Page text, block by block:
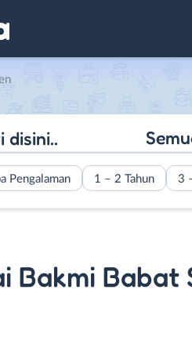
Pengalaman 1 – 2 Tahun 3
Bakmi Babat